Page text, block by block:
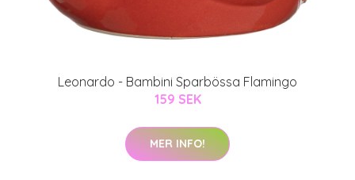
Leonardo - Bambini Sparbössa Flamingo
159 SEK
MER INFO!